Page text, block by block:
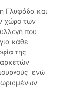
Γλυφάδα και
χώρο των
που
κάθε
της
ενώ